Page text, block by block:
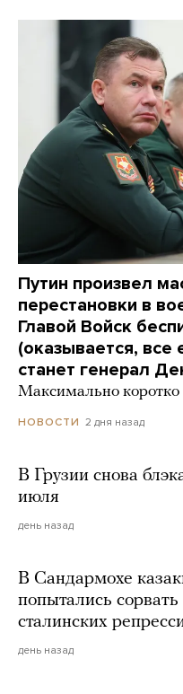
Путин произвел
перестановки в
Главой Войск
(оказывается,
станет генерал
Максимально коротко
НОВОСТИ 2 дня назад
В Грузии снова
июля
день назад
В Сандармохе
попытались
сталинских
день назад